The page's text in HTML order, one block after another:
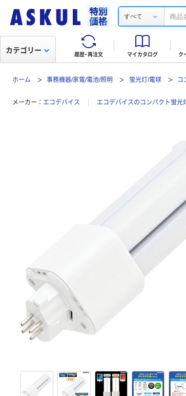
すべて
履歴・再注文 マイカタログ ク
カテゴリー
ホーム 事務機器/家電/電池/照明 蛍光灯/電球 コ
メーカー エコデバイス エコデバイスのコンパクト蛍光